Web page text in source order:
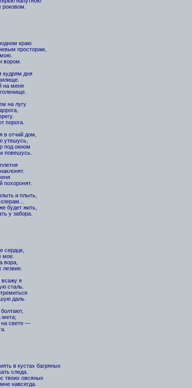
краю
просторам,
вором.
кудрям дня
на меня
на лугу
порога.
в отчий дом,
утешусь,
под окном
повешусь.
похоронят.
и плыть,
будет жить,
у забора.
сердце,
мое.
вора,
лезвие.
всажу я
сталь.
даль.
мета;
на свете —
в кустах багряных
следа.
твоих овсяных
навсегда.